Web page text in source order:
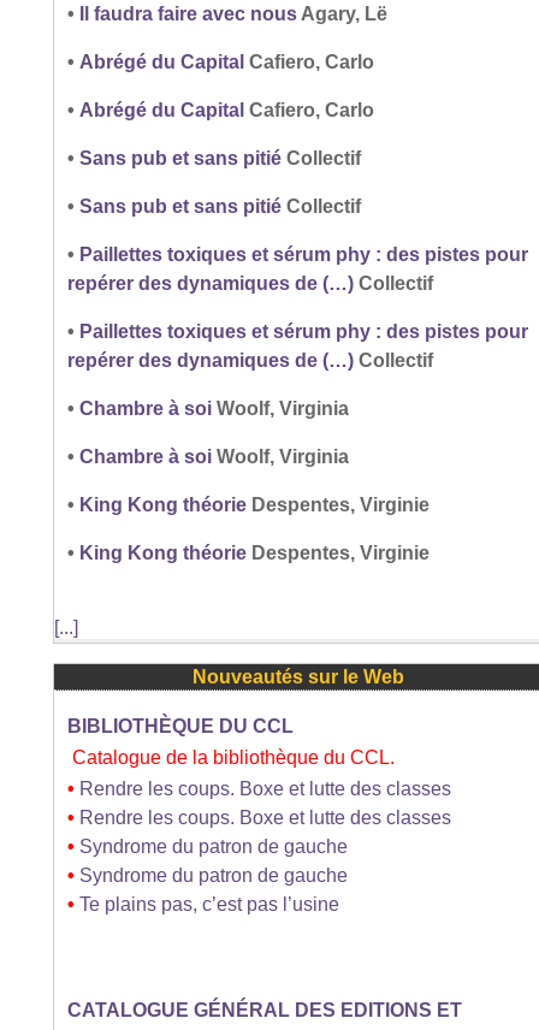
• Il faudra faire avec nous Agary, Lë
• Abrégé du Capital Cafiero, Carlo
• Abrégé du Capital Cafiero, Carlo
•Sans pub et sans pitié Collectif
•Sans pub et sans pitié Collectif
• Paillettes toxiques et sérum phy : des pistes pour
repérer des dynamiques de (…) Collectif
• Paillettes toxiques et sérum phy : des pistes pour
repérer des dynamiques de (…) Collectif
•Chambre à soi Woolf, Virginia
•Chambre à soi Woolf, Virginia
• King Kong théorie Despentes, Virginie
• King Kong théorie Despentes, Virginie
[...]
Nouveautés sur le Web
BIBLIOTHÈQUE DU CCL
Catalogue de la bibliothèque du CCL.
• Rendre les coups. Boxe et lutte des classes
• Rendre les coups. Boxe et lutte des classes
• Syndrome du patron de gauche
• Syndrome du patron de gauche
•Te plains pas, c’est pas l’usine
CATALOGUE GÉNÉRAL DES EDITIONS ET